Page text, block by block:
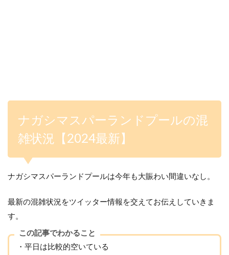
ナガシマスパーランドプールの混
雑状況【2024最新】
ナガシマスパーランドプールは今年も大賑わい間違いなし。
最新の混雑状況をツイッター情報を交えてお伝えしていきま
す。
この記事でわかること
・平日は比較的空いている